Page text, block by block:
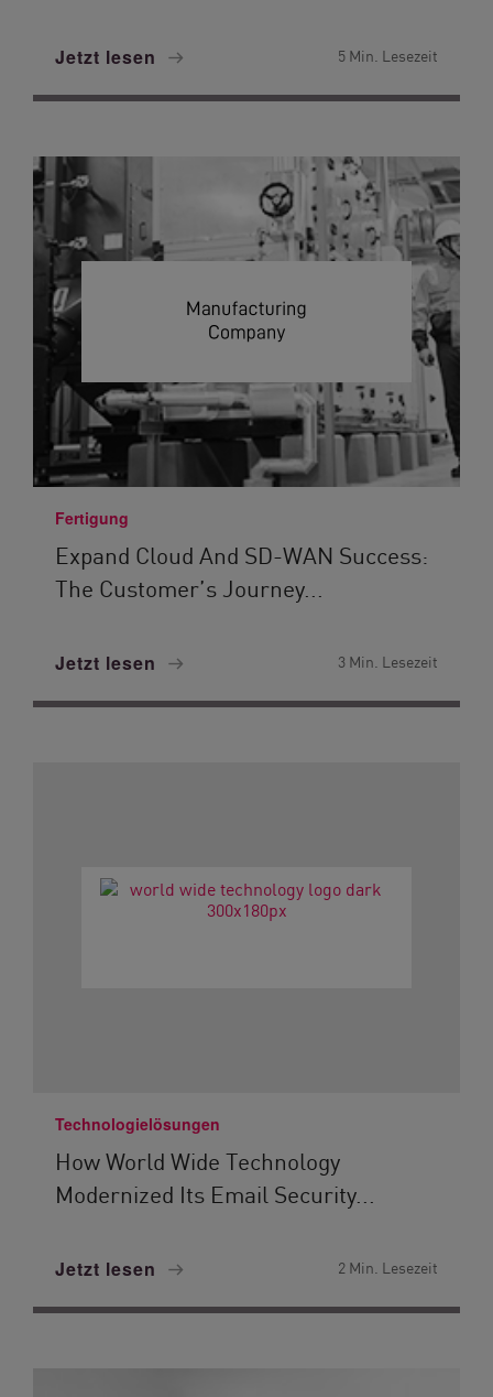
Jetzt lesen 5 Min. Lesezeit
Fertigung
Expand Cloud And SD-WAN Success:
The Customer’s Journey...
Jetzt lesen 3 Min. Lesezeit
Technologielösungen
How World Wide Technology
Modernized Its Email Security...
Jetzt lesen 2 Min. Lesezeit